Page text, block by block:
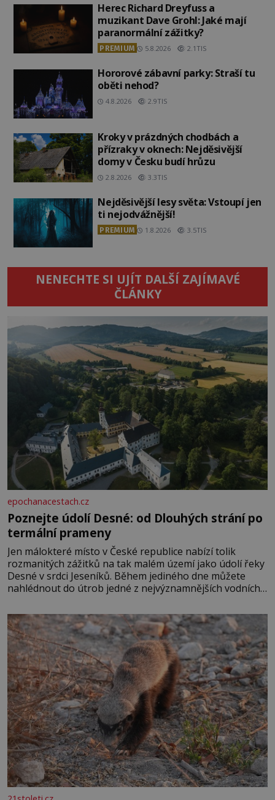
Herec Richard Dreyfuss a
muzikant Dave Grohl: Jaké mají
paranormální zážitky?
PREMIUM 5.8.2026 2.1TIS
Hororové zábavní parky: Straší tu
oběti nehod?
4.8.2026 2.9TIS
Kroky v prázdných chodbách a
přízraky v oknech: Nejděsivější
domy v Česku budí hrůzu
2.8.2026 3.3TIS
Nejděsivější lesy světa: Vstoupí jen
ti nejodvážnější!
PREMIUM 1.8.2026 3.5TIS
NENECHTE SI UJÍT DALŠÍ ZAJÍMAVÉ
ČLÁNKY
epochanacestach.cz
Poznejte údolí Desné: od Dlouhých strání po
termální prameny
Jen málokteré místo v České republice nabízí tolik
rozmanitých zážitků na tak malém území jako údolí řeky
Desné v srdci Jeseníků. Během jediného dne můžete
nahlédnout do útrob jedné z nejvýznamnějších vodních
se na koloběžce a den zakončit poznáváním památek ve
Velkých Losinách nebo v termálním